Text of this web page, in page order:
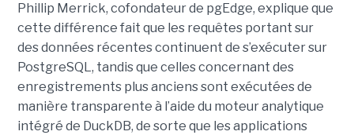
Phillip Merrick, cofondateur de pgEdge, explique que
cette différence fait que les requêtes portant sur
des données récentes continuent de s’exécuter sur
PostgreSQL, tandis que celles concernant des
enregistrements plus anciens sont exécutées de
manière transparente à l’aide du moteur analytique
intégré de DuckDB, de sorte que les applications